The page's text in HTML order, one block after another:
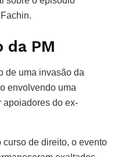
da PM
de uma invasão da
envolvendo uma
apoiadores do ex-
de direito, o evento